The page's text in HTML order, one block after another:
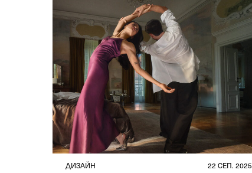
качеството, между тренда и автентичността,
между модата и отговорността.
Категории
ДИЗАЙНПубликувано
22 СЕП. 2025